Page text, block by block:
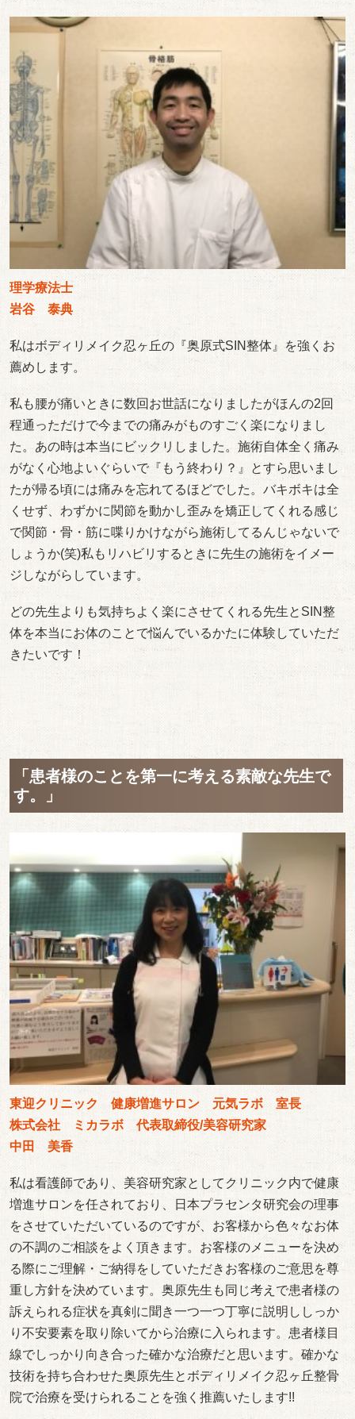
理学療法士
岩谷 泰典
私はボディリメイク忍ヶ丘の『奥原式SIN整体』を強くお
薦めします。
私も腰が痛いときに数回お世話になりましたがほんの2回
程通っただけで今までの痛みがものすごく楽になりまし
た。あの時は本当にビックリしました。施術自体全く痛み
がなく心地よいぐらいで『もう終わり？』とすら思いまし
たが帰る頃には痛みを忘れてるほどでした。バキボキは全
くせず、わずかに関節を動かし歪みを矯正してくれる感じ
で関節・骨・筋に喋りかけながら施術してるんじゃないで
しょうか(笑)私もリハビリするときに先生の施術をイメー
ジしながらしています。
どの先生よりも気持ちよく楽にさせてくれる先生とSIN整
体を本当にお体のことで悩んでいるかたに体験していただ
きたいです！
「患者様のことを第一に考える素敵な先生で
す。」
東迎クリニック 健康増進サロン 元気ラボ 室長
株式会社 ミカラボ 代表取締役/美容研究家
中田 美香
私は看護師であり、美容研究家としてクリニック内で健康
増進サロンを任されており、日本プラセンタ研究会の理事
をさせていただいているのですが、お客様から色々なお体
の不調のご相談をよく頂きます。お客様のメニューを決め
る際にご理解・ご納得をしていただきお客様のご意思を尊
重し方針を決めています。奥原先生も同じ考えで患者様の
訴えられる症状を真剣に聞き一つ一つ丁寧に説明ししっか
り不安要素を取り除いてから治療に入られます。患者様目
線でしっかり向き合った確かな治療だと思います。確かな
技術を持ち合わせた奥原先生とボディリメイク忍ヶ丘整骨
院で治療を受けられることを強く推薦いたします!!